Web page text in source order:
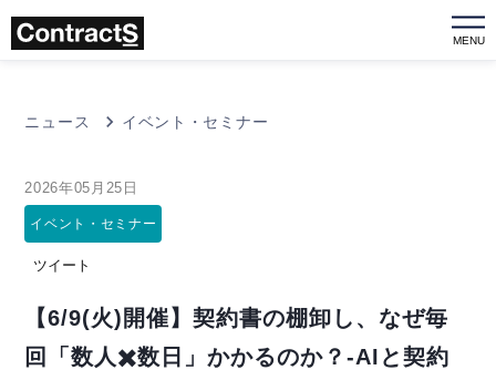
MENU
ニュース イベント・セミナー
2026年05月25日
イベント・セミナー
ツイート
【6/9(火)開催】契約書の棚卸し、なぜ毎
回「数人✖️数日」かかるのか？-AIと契約